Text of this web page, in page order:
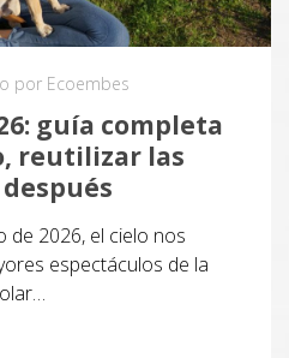
por Ecoembes
guía completa
reutilizar las
de 2026, el cielo nos
espectáculos de la